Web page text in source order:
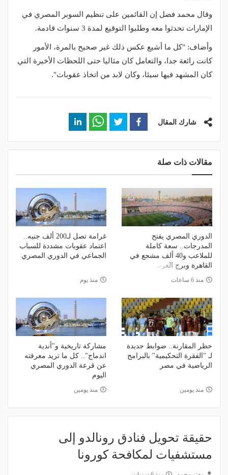
وقال محمد فضل إن القائمين على تنظيم السوبر المصري في
الإمارات تحدثوا معه وطلبوا التوقيع لمدة 3 سنوات قادمة.
وأضاف: "كل ما أشيع عكس ذلك غير صحيح بالمرة، الأمور
كانت رائعة جدا، والتعامل كان مثاليا حتى اللحظات الأخيرة التي
كان المشهد فيها سيئا، وكان لابد من اتخاذ عقوبات".
شارك المقال
مقالات ذات صلة
الدوري المصري يفتح
المدرجات.. سعة كاملة
للملاعب و40 ألف مشجع في
القاهرة وبرج العرب
منذ 6 ساعات
غرامة تصل لـ200 ألف جنيه..
اعتماد عقوبات مشددة للسباب
الجماعي في الدوري المصري
منذ يوم
حظر المقارنة.. ضوابط جديدة
لـ "الفقرة التحكيمية" بالبرامج
الرياضية في مصر
منذ يومين
مشاركة تاريخية و"أندية
اندماج".. كل ما تريد معرفته
عن قرعة الدوري المصري
اليوم
منذ يومين
حقيقة تحويل فنادق رونالدو إلى
مستشفيات لمكافحة كورونا